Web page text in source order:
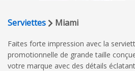
Serviettes Miami
Faites forte impression avec la
promotionnelle de grande taille
votre marque avec des détails